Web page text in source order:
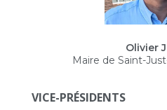
Olivier
Maire de Saint-
VICE-PRÉSIDENTS